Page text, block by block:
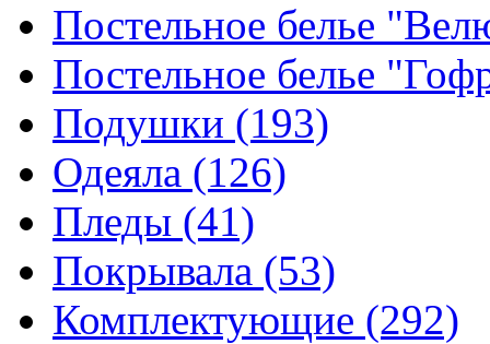
Постельное белье
Постельное белье
Подушки (193)
Одеяла (126)
Пледы (41)
Покрывала (53)
Комплектующие (292)